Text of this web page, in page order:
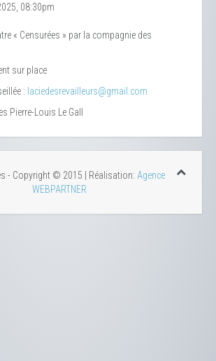
08:30pm
« Censurées » par la compagnie des
sur place
: laciedesrevailleurs@gmail.com
Pierre-Louis Le Gall
- Copyright © 2015 | Réalisation: Agence
WEBPARTNER